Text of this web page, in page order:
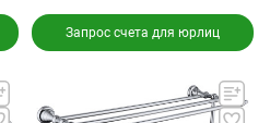
Запрос счета для юрлиц